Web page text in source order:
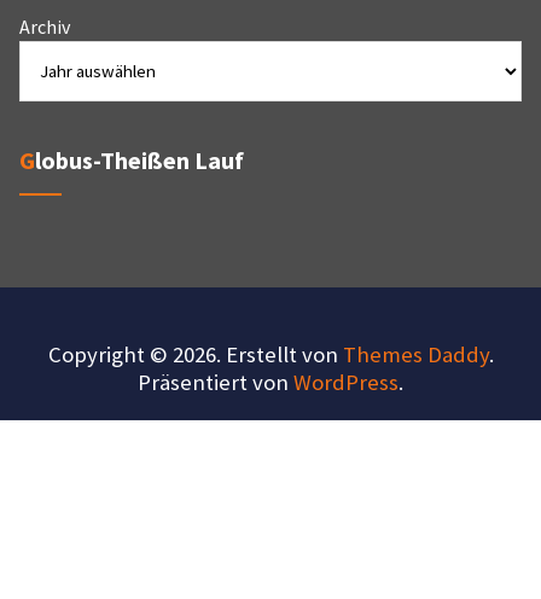
Archiv
Globus-Theißen Lauf
Copyright © 2026. Erstellt von Themes Daddy.
Präsentiert von WordPress.